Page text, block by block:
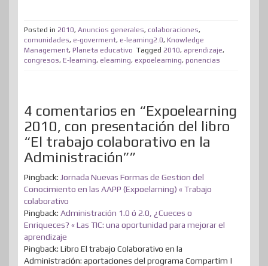
t
e
r
b
o
o
e
d
I
e
r
e
a
m
e
o
d
o
i
t
A
p
p
a
r
Posted in 2010, Anuncios generales, colaboraciones,
comunidades, e-goverment, e-learning2.0, Knowledge
Management, Planeta educativo Tagged 2010, aprendizaje,
congresos, E-learning, elearning, expoelearning, ponencias
4 comentarios en “Expoelearning
2010, con presentación del libro
“El trabajo colaborativo en la
Administración””
Pingback: Jornada Nuevas Formas de Gestion del
Conocimiento en las AAPP (Expoelarning) « Trabajo
colaborativo
Pingback: Administración 1.0 ó 2.0, ¿Cueces o
Enriqueces? « Las TIC: una oportunidad para mejorar el
aprendizaje
Pingback: Libro El trabajo Colaborativo en la
Administración: aportaciones del programa Compartim |